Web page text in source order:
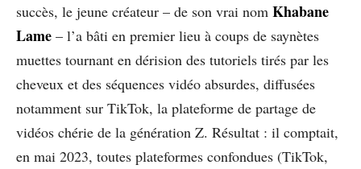
succès, le jeune créateur – de son vrai nom Khabane
Lame – l’a bâti en premier lieu à coups de saynètes
muettes tournant en dérision des tutoriels tirés par les
cheveux et des séquences vidéo absurdes, diffusées
notamment sur TikTok, la plateforme de partage de
vidéos chérie de la génération Z. Résultat : il comptait,
en mai 2023, toutes plateformes confondues (TikTok,